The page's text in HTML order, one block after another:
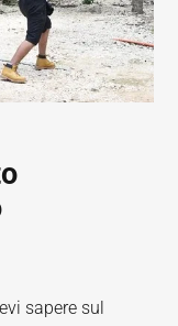
sapere sul